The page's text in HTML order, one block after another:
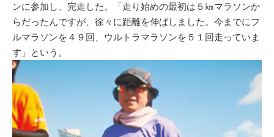
ンに参加し、完走した。「走り始めの最初は５㎞マラソンか
らだったんですが、徐々に距離を伸ばしました。今までにフ
ルマラソンを４９回、ウルトラマラソンを５１回走っていま
す」という。